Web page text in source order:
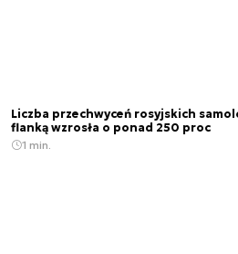
Liczba przechwyceń rosyjskich
flanką wzrosła o ponad 250 proc
1 min.